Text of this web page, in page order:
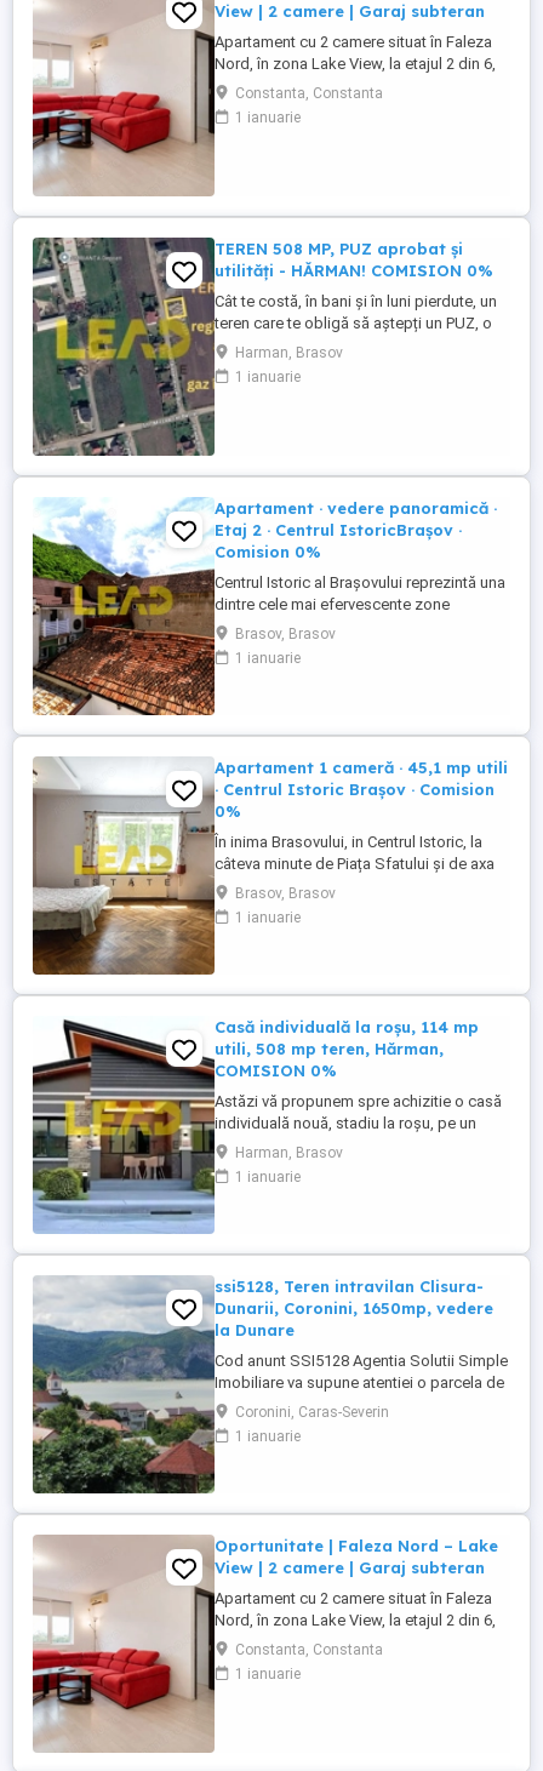
View | 2 camere | Garaj subteran
Apartament cu 2 camere situat în Faleza
Nord, în zona Lake View, la etajul 2 din 6,
într-un bloc construit în 2008. Suprafața
utilă este de 46,19 mp, cu
compartimentare practică și spații ușor de
Constanta, Constanta
1 ianuarie
TEREN 508 MP, PUZ aprobat și
utilități - HĂRMAN! COMISION 0%
Cât te costă, în bani și în luni pierdute, un
teren care te obligă să aștepți un PUZ, o
extindere de rețea sau un aviz de la
primărie? Aici, tot acest drum este deja
parcurs — terenul este gata de construit
Harman, Brasov
1 ianuarie
Apartament · vedere panoramică ·
Etaj 2 · Centrul IstoricBrașov ·
Comision 0%
Centrul Istoric al Brașovului reprezintă una
dintre cele mai efervescente zone
imobiliare din România, nu doar Brașov!
Pe strada N. Bălcescu, la nr. 31, vă
prezentăm spre achiziție un apartament
minute de Piața Sfatului ...
Brasov, Brasov
1 ianuarie
Apartament 1 cameră · 45,1 mp utili
· Centrul Istoric Brașov · Comision
0%
În inima Brasovului, in Centrul Istoric, la
câteva minute de Piața Sfatului și de axa
pietonală a orașului, vă propunem spre
achiziție prezentul apartament care face
parte dintr-un imobil construit în 1928, cu
printr-o curte ...
Brasov, Brasov
1 ianuarie
Casă individuală la roșu, 114 mp
utili, 508 mp teren, Hărman,
COMISION 0%
Astăzi vă propunem spre achizitie o casă
individuală nouă, stadiu la roșu, pe un
teren generos de 508 mp, cu utilități, în
Hărman, la 10 minute de Brașov.
Construcție 2026, structură din cadre
parter. Înălțime liberă 3,05 ...
Harman, Brasov
1 ianuarie
ssi5128, Teren intravilan Clisura-
Dunarii, Coronini, 1650mp, vedere
la Dunare
Cod anunt SSI5128 Agentia Solutii Simple
Imobiliare va supune atentiei o parcela de
1650mp teren extravilan In Comuna
Coronini-Clisura Dunarii, la o distanta
considerabila de acesta dar cu o priveliste
recreere personala ...
Coronini, Caras-Severin
1 ianuarie
Oportunitate | Faleza Nord – Lake
View | 2 camere | Garaj subteran
Apartament cu 2 camere situat în Faleza
Nord, în zona Lake View, la etajul 2 din 6,
într-un bloc construit în 2008. Suprafața
utilă este de 46,19 mp, cu
compartimentare practică și spații ușor de
Constanta, Constanta
1 ianuarie